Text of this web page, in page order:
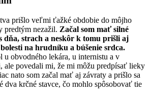
prišlo veľmi ťažké obdobie do môjho
predtým nezažil. Začal som mať silné
dňa, strach a neskôr k tomu prišli aj
na hrudníku a búšenie srdca.
u obvodného lekára, u internistu a v
ale povedali mi, že mi môžu predpísať lieky
nato som začal mať aj závraty a prišlo sa
dva krčné stavce, čo mohlo spôsobovať tie